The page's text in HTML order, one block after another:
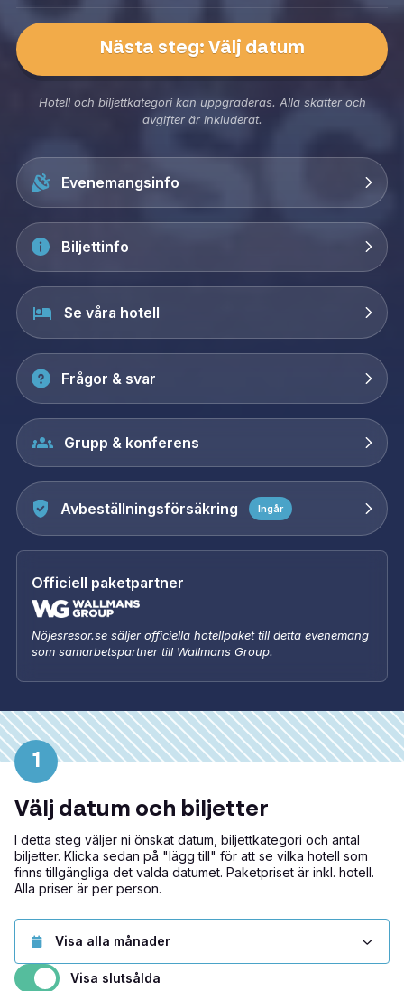
Hotell och biljettkategori kan uppgraderas. Alla skatter och
avgifter är inkluderat.
Nästa steg: Välj datum
Evenemangsinfo
Biljettinfo
Se våra hotell
Frågor & svar
Grupp & konferens
Avbeställningsförsäkring Ingår
Officiell paketpartner
Nöjesresor.se säljer officiella hotellpaket till detta evenemang
som samarbetspartner till Wallmans Group.
1
Välj datum och biljetter
I detta steg väljer ni önskat datum, biljettkategori och antal
biljetter. Klicka sedan på "lägg till" för att se vilka hotell som
finns tillgängliga det valda datumet. Paketpriset är inkl. hotell.
Alla priser är per person.
Visa slutsålda